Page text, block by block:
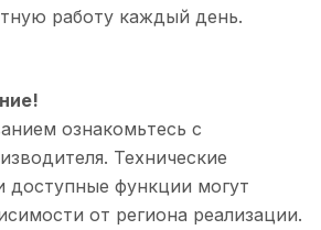
работу каждый день.
ознакомьтесь с
Технические
доступные функции могут
от региона реализации.